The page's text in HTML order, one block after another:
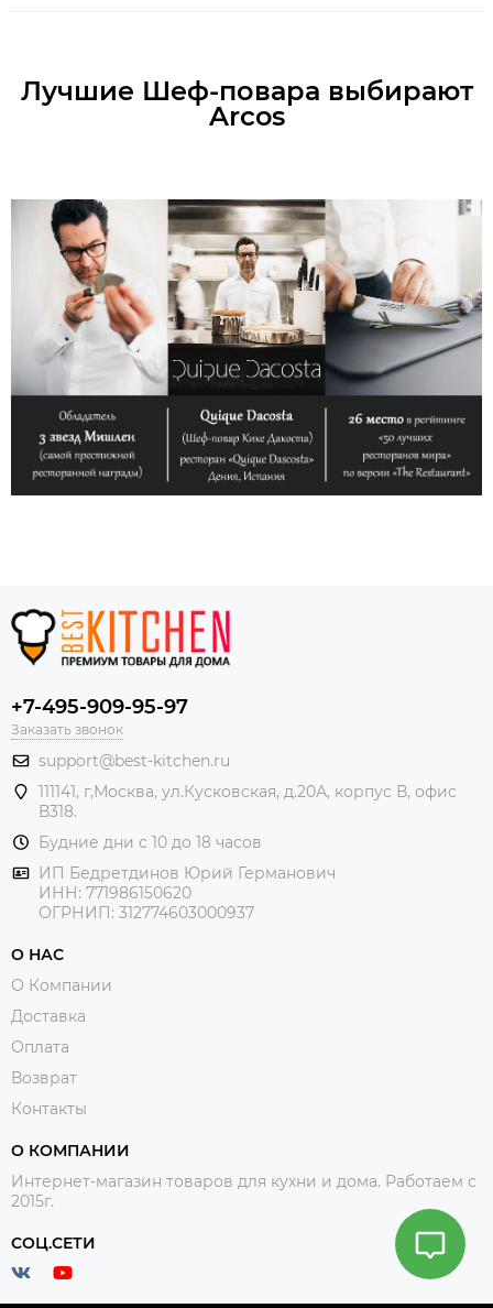
Лучшие Шеф-повара выбирают
Arcos
+7-495-909-95-97
Заказать звонок
support@best-kitchen.ru
111141, г,Москва, ул.Кусковская, д.20А, корпус В, офис
В318.
Будние дни с 10 до 18 часов
ИП Бедретдинов Юрий Германович
ИНН: 771986150620
ОГРНИП: 312774603000937
О НАС
О Компании
Доставка
Оплата
Возврат
Контакты
О КОМПАНИИ
Интернет-магазин товаров для кухни и дома. Работаем с
2015г.
СОЦ.СЕТИ